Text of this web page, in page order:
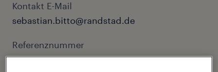
Kontakt E-Mail
sebastian.bitto@randstad.de
Referenznummer
C01281798